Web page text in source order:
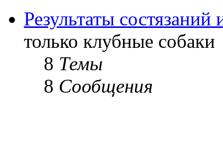
Результаты
только клубные собаки
8 Темы
8 Сообщения